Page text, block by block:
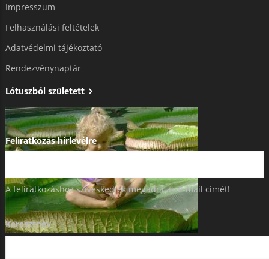
Impresszum
Felhasználási feltételek
Adatvédelmi tájékoztató​
Rendezvénynaptár
Lótuszból született
Feliratkozás hírlevélre
A feliratkozáshoz szíveskedjék megadni az e-mail címét!
Keresztnév